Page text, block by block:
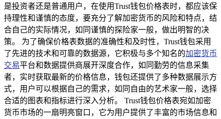
是投资者还是普通用户，在使用Trust钱包价格表时，都应该保
持理性和谨慎的态度，要充分了解加密货币的风险和特点，结
合自己的实际情况，如同谨慎的探险家一般，做出明智的决
策。 为了确保价格表数据的准确性和及时性，Trust钱包采用
了先进的技术和可靠的数据源，它积极与多个知名的加密货币
交易平台和数据提供商展开深度合作，如同勤劳的信息采集
者，实时获取最新的价格信息，钱包还提供了多种数据展示方
式，用户可以根据自己的需求，如同自由的艺术家一般，选择
合适的图表和指标进行深入分析。 Trust钱包价格表宛如加密
货币市场的一扇明亮窗口，它为用户提供了丰富的市场信息和